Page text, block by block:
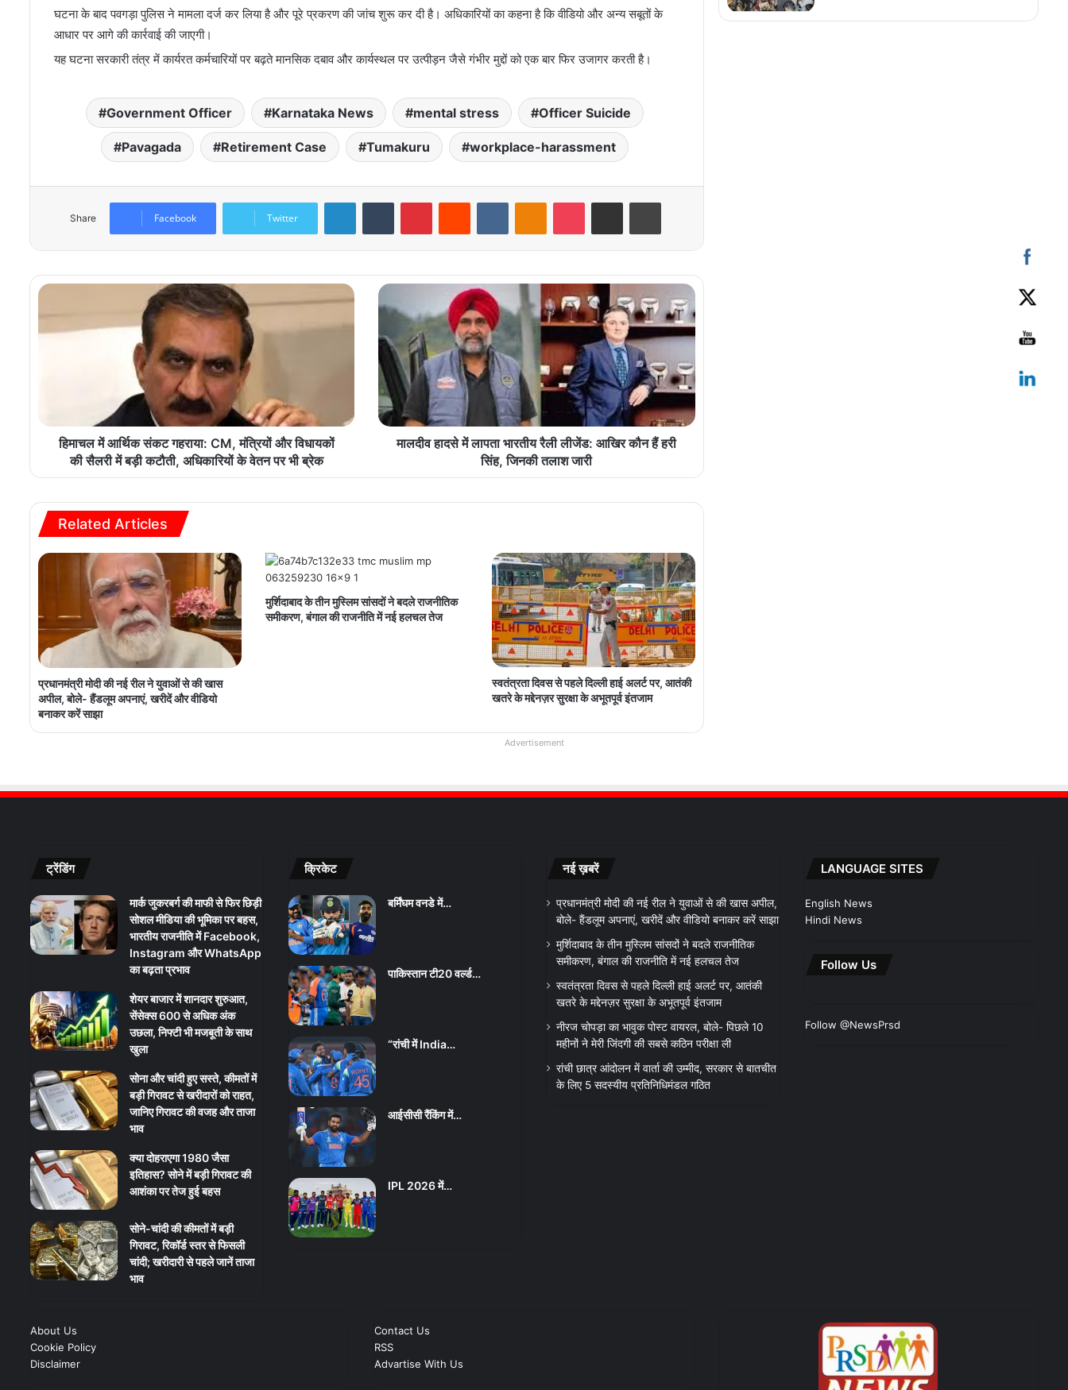
घटना के बाद पवगड़ा पुलिस ने मामला दर्ज कर लिया है और पूरे प्रकरण की जांच शुरू कर दी है। अधिकारियों का कहना है कि वीडियो और अन्य सबूतों के
आधार पर आगे की कार्रवाई की जाएगी।
यह घटना सरकारी तंत्र में कार्यरत कर्मचारियों पर बढ़ते मानसिक दबाव और कार्यस्थल पर उत्पीड़न जैसे गंभीर मुद्दों को एक बार फिर उजागर करती है।
Government Officer Karnataka News mental stress Officer Suicide
Pavagada Retirement Case Tumakuru workplace-harassment
Share Facebook Twitter
हिमाचल में आर्थिक संकट गहराया: CM, मंत्रियों और विधायकों
की सैलरी में बड़ी कटौती, अधिकारियों के वेतन पर भी ब्रेक
मालदीव हादसे में लापता भारतीय रैली लीजेंड: आखिर कौन हैं हरी
सिंह, जिनकी तलाश जारी
Related Articles
प्रधानमंत्री मोदी की नई रील ने युवाओं से की खास
अपील, बोले- हैंडलूम अपनाएं, खरीदें और वीडियो
बनाकर करें साझा
मुर्शिदाबाद के तीन मुस्लिम सांसदों ने बदले राजनीतिक
समीकरण, बंगाल की राजनीति में नई हलचल तेज
स्वतंत्रता दिवस से पहले दिल्ली हाई अलर्ट पर, आतंकी
खतरे के मद्देनज़र सुरक्षा के अभूतपूर्व इंतजाम
Advertisement
ट्रेंडिंग
मार्क जुकरबर्ग की माफी से फिर छिड़ी
सोशल मीडिया की भूमिका पर बहस,
भारतीय राजनीति में Facebook,
Instagram और WhatsApp
का बढ़ता प्रभाव
शेयर बाजार में शानदार शुरुआत,
सेंसेक्स 600 से अधिक अंक
उछला, निफ्टी भी मजबूती के साथ
खुला
सोना और चांदी हुए सस्ते, कीमतों में
बड़ी गिरावट से खरीदारों को राहत,
जानिए गिरावट की वजह और ताजा
भाव
क्या दोहराएगा 1980 जैसा
इतिहास? सोने में बड़ी गिरावट की
आशंका पर तेज हुई बहस
सोने-चांदी की कीमतों में बड़ी
गिरावट, रिकॉर्ड स्तर से फिसली
चांदी; खरीदारी से पहले जानें ताजा
भाव
क्रिकेट
बर्मिंघम वनडे में…
पाकिस्तान टी20 वर्ल्ड…
“रांची में India…
आईसीसी रैंकिंग में…
IPL 2026 में…
नई ख़बरें
प्रधानमंत्री मोदी की नई रील ने युवाओं से की खास अपील,
बोले- हैंडलूम अपनाएं, खरीदें और वीडियो बनाकर करें साझा
मुर्शिदाबाद के तीन मुस्लिम सांसदों ने बदले राजनीतिक
समीकरण, बंगाल की राजनीति में नई हलचल तेज
स्वतंत्रता दिवस से पहले दिल्ली हाई अलर्ट पर, आतंकी
खतरे के मद्देनज़र सुरक्षा के अभूतपूर्व इंतजाम
नीरज चोपड़ा का भावुक पोस्ट वायरल, बोले- पिछले 10
महीनों ने मेरी जिंदगी की सबसे कठिन परीक्षा ली
रांची छात्र आंदोलन में वार्ता की उम्मीद, सरकार से बातचीत
के लिए 5 सदस्यीय प्रतिनिधिमंडल गठित
LANGUAGE SITES
English News
Hindi News
Follow Us
Follow @NewsPrsd
About Us
Cookie Policy
Disclaimer
Contact Us
RSS
Advartise With Us